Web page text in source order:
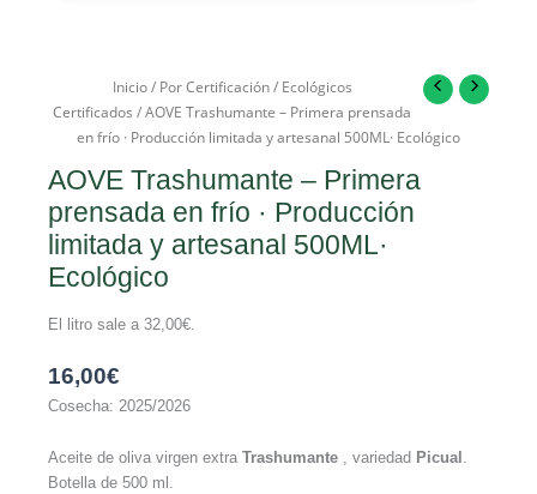
Inicio/ Por Certificación/ Ecológicos
Certificados / AOVE Trashumante – Primera prensada
en frío · Producción limitada y artesanal 500ML· Ecológico
AOVE Trashumante – Primera
prensada en frío · Producción
limitada y artesanal 500ML·
Ecológico
El litro sale a 32,00€
16,00€
Cosecha: 2025/2026
Aceite de oliva virgen extra Trashumante , variedad Picual .
Botella de 500 ml.